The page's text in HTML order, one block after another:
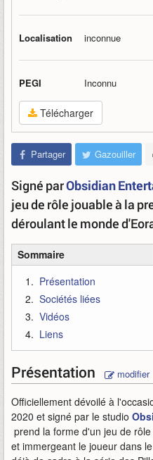
Localisation inconnue
PEGI Inconnu
Télécharger
Partager Gazouiller
Signé parObsidian
jeu de rôle jouable à la
déroulant le monde
Sommaire
Présentation
Sociétés liées
Vidéos
Liens
Présentation modifier
Officiellement dévoilé à
2020 et signé par le studio
prend la forme d'un jeu de
et immergeant le joueur dans